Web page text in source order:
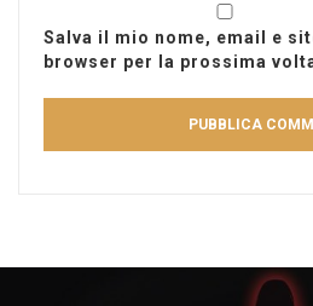
Salva il mio nome, email e
browser per la prossima